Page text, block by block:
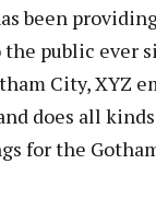
been
public ever
City, XYZ
does all
for the